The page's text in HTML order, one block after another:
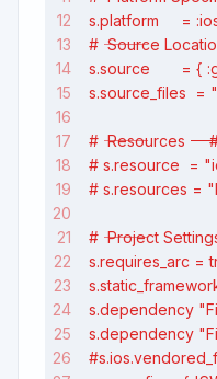
s.platform     =
# ――― Source Location
s.source       = {
s.source_files  =
# ――― Resources
# s.resource  =
# s.resources =
# ――― Project Settings
s.requires_arc =
s.dependency
s.dependency